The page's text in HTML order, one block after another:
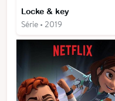
Locke & key
Série • 2019